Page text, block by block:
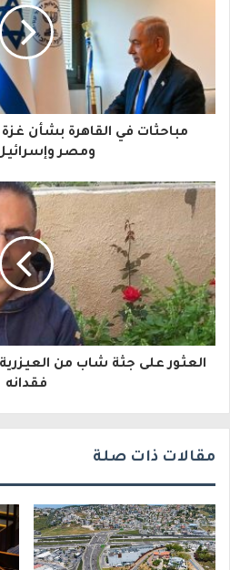
ك
ا
إ
ك
ت
ر
و
مباحثات في القاهرة بشأن
ومصر
العثور على جثة شاب من
فقدانه
مقالات ذات صلة